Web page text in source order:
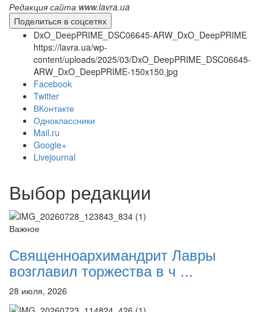
Онлайн трансляции
12 сентября 2015
12 сентября 2015
12 сентября 2015
12 сентября 2015
12 сентября 2015
12 сентября 2015
12 сентября 2015Название трансляции
Перейти к архиву
Редакция сайта www.lavra.ua
Поделиться в соцсетях
DxO_DeepPRIME_DSC06645-ARW_DxO_DeepPRIME
https://lavra.ua/wp-
content/uploads/2025/03/DxO_DeepPRIME_DSC06645-
ARW_DxO_DeepPRIME-150x150.jpg
Facebook
Twitter
ВКонтакте
Одноклассники
Mail.ru
Google+
Livejournal
Выбор редакции
Важное
Священноархимандрит Лавры
возглавил торжества в ч ...
28 июля, 2026